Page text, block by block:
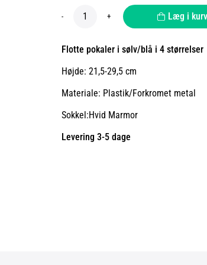
- + Læg i kurv
Flotte pokaler i sølv/blå i 4 størrelser
Højde: 21,5-29,5 cm
Materiale: Plastik/Forkromet metal
Sokkel:Hvid Marmor
Levering 3-5 dage